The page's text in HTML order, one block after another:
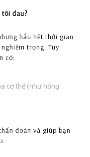
đau?
hầu hết thời gian
trọng. Tuy
có:
cơ thể (như hông
đoán và giúp bạn